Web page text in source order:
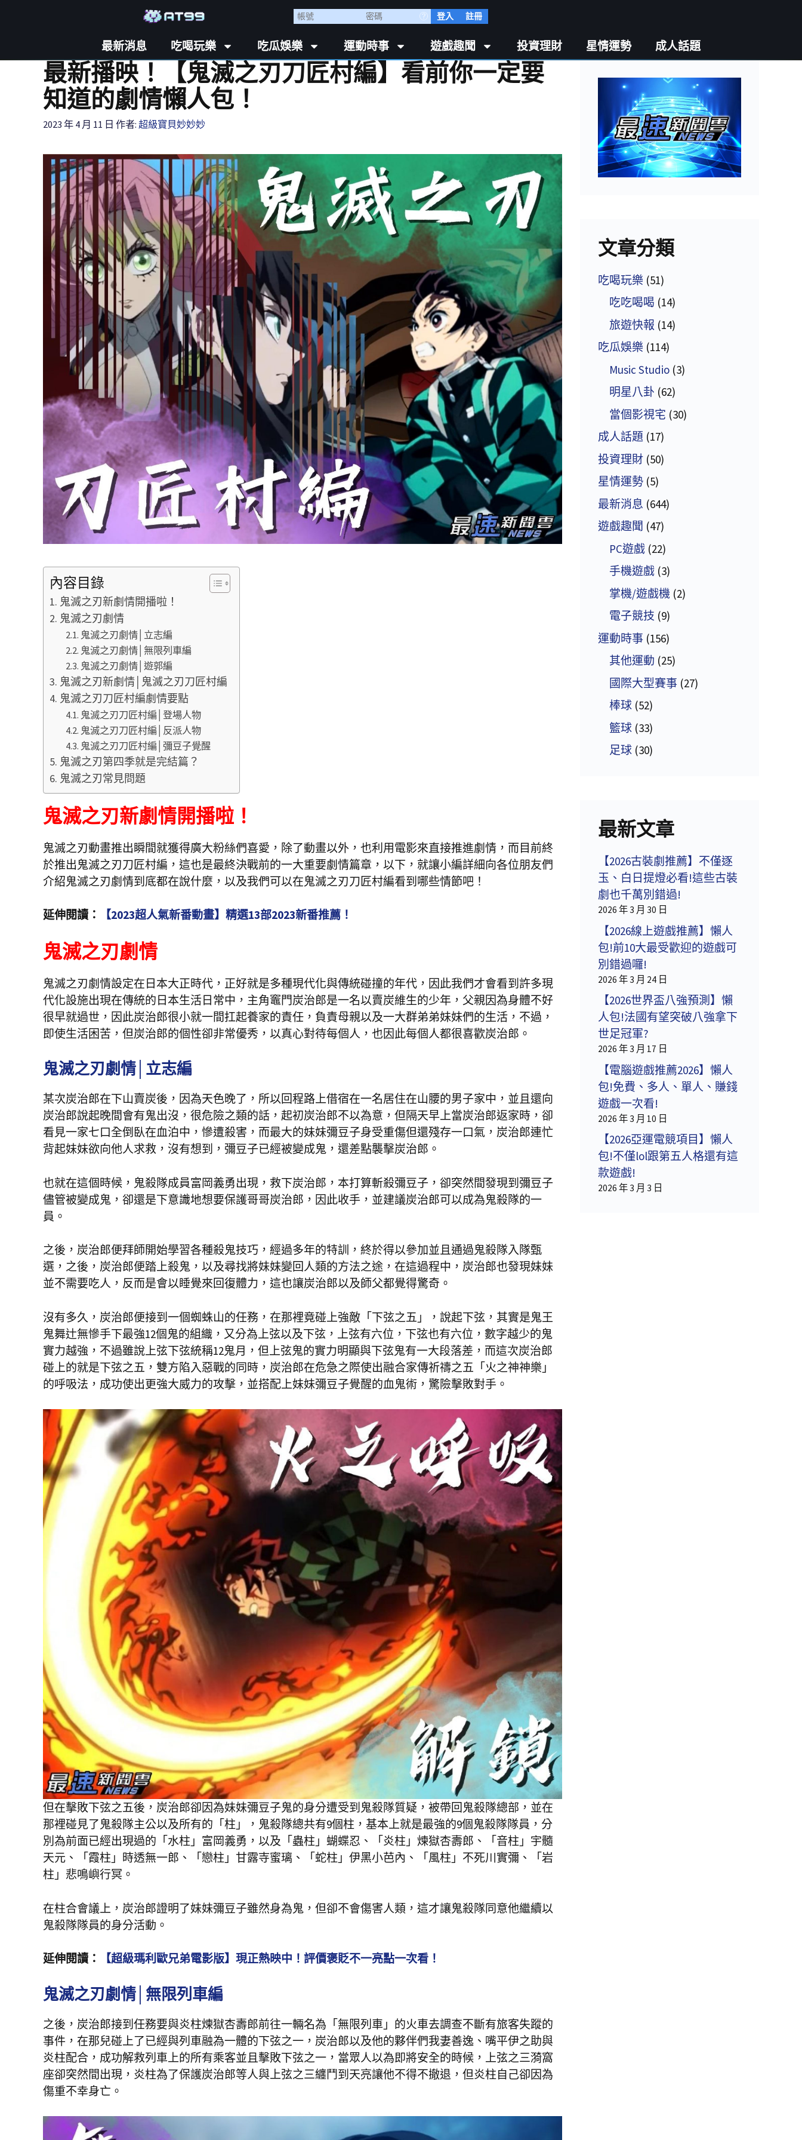
登入 註冊
最新消息 吃喝玩樂 吃瓜娛樂 運動時事 遊戲趣聞 投資理財 星情運勢 成人話題
最新播映！【鬼滅之刃刀匠村編】看前你一定要
知道的劇情懶人包！
2023 年 4 月 11 日 作者: 超級寶貝妙妙妙
內容目錄
鬼滅之刃新劇情開播啦！
鬼滅之刃劇情
鬼滅之刃劇情│立志編
鬼滅之刃劇情│無限列車編
鬼滅之刃劇情│遊郭編
鬼滅之刃新劇情│鬼滅之刃刀匠村編
鬼滅之刃刀匠村編劇情要點
鬼滅之刃刀匠村編│登場人物
鬼滅之刃刀匠村編│反派人物
鬼滅之刃刀匠村編│彌豆子覺醒
鬼滅之刃第四季就是完結篇？
鬼滅之刃常見問題
鬼滅之刃新劇情開播啦！
鬼滅之刃動畫推出瞬間就獲得廣大粉絲們喜愛，除了動畫以外，也利用電影來直接推進劇情，而目前終
於推出鬼滅之刃刀匠村編，這也是最終決戰前的一大重要劇情篇章，以下，就讓小編詳細向各位朋友們
介紹鬼滅之刃劇情到底都在說什麼，以及我們可以在鬼滅之刃刀匠村編看到哪些情節吧！
延伸閱讀： 【2023超人氣新番動畫】精選13部2023新番推薦！
鬼滅之刃劇情
鬼滅之刃劇情設定在日本大正時代，正好就是多種現代化與傳統碰撞的年代，因此我們才會看到許多現
代化設施出現在傳統的日本生活日常中，主角竈門炭治郎是一名以賣炭維生的少年，父親因為身體不好
很早就過世，因此炭治郎很小就一間扛起養家的責任，負責母親以及一大群弟弟妹妹們的生活，不過，
即使生活困苦，但炭治郎的個性卻非常優秀，以真心對待每個人，也因此每個人都很喜歡炭治郎。
鬼滅之刃劇情│立志編
某次炭治郎在下山賣炭後，因為天色晚了，所以回程路上借宿在一名居住在山腰的男子家中，並且還向
炭治郎說起晚間會有鬼出沒，很危險之類的話，起初炭治郎不以為意，但隔天早上當炭治郎返家時，卻
看見一家七口全倒臥在血泊中，慘遭殺害，而最大的妹妹彌豆子身受重傷但還殘存一口氣，炭治郎連忙
背起妹妹欲向他人求救，沒有想到，彌豆子已經被變成鬼，還差點襲擊炭治郎。
也就在這個時候，鬼殺隊成員富岡義勇出現，救下炭治郎，本打算斬殺彌豆子，卻突然間發現到彌豆子
儘管被變成鬼，卻還是下意識地想要保護哥哥炭治郎，因此收手，並建議炭治郎可以成為鬼殺隊的一
員。
之後，炭治郎便拜師開始學習各種殺鬼技巧，經過多年的特訓，終於得以參加並且通過鬼殺隊入隊甄
選，之後，炭治郎便踏上殺鬼，以及尋找將妹妹變回人類的方法之途，在這過程中，炭治郎也發現妹妹
並不需要吃人，反而是會以睡覺來回復體力，這也讓炭治郎以及師父都覺得驚奇。
沒有多久，炭治郎便接到一個蜘蛛山的任務，在那裡竟碰上強敵「下弦之五」，說起下弦，其實是鬼王
鬼舞辻󠄀無慘手下最強12個鬼的組織，又分為上弦以及下弦，上弦有六位，下弦也有六位，數字越少的鬼
實力越強，不過雖說上弦下弦統稱12鬼月，但上弦鬼的實力明顯與下弦鬼有一大段落差，而這次炭治郎
碰上的就是下弦之五，雙方陷入惡戰的同時，炭治郎在危急之際使出融合家傳祈禱之五「火之神神樂」
的呼吸法，成功使出更強大威力的攻擊，並搭配上妹妹彌豆子覺醒的血鬼術，驚險擊敗對手。
但在擊敗下弦之五後，炭治郎卻因為妹妹彌豆子鬼的身分遭受到鬼殺隊質疑，被帶回鬼殺隊總部，並在
那裡碰見了鬼殺隊主公以及所有的「柱」，鬼殺隊總共有9個柱，基本上就是最強的9個鬼殺隊隊員，分
別為前面已經出現過的「水柱」富岡義勇，以及「蟲柱」蝴蝶忍、「炎柱」煉獄杏壽郎、「音柱」宇髓
天元、「霞柱」時透無一郎、「戀柱」甘露寺蜜璃、「蛇柱」伊黑小芭內、「風柱」不死川實彌、「岩
柱」悲鳴嶼行冥。
在柱合會議上，炭治郎證明了妹妹彌豆子雖然身為鬼，但卻不會傷害人類，這才讓鬼殺隊同意他繼續以
鬼殺隊隊員的身分活動。
延伸閱讀： 【超級瑪利歐兄弟電影版】現正熱映中！評價褒貶不一亮點一次看！
鬼滅之刃劇情│無限列車編
之後，炭治郎接到任務要與炎柱煉獄杏壽郎前往一輛名為「無限列車」的火車去調查不斷有旅客失蹤的
事件，在那兒碰上了已經與列車融為一體的下弦之一，炭治郎以及他的夥伴們我妻善逸、嘴平伊之助與
炎柱配合，成功解救列車上的所有乘客並且擊敗下弦之一，當眾人以為即將安全的時候，上弦之三漪窩
座卻突然間出現，炎柱為了保護炭治郎等人與上弦之三纏鬥到天亮讓他不得不撤退，但炎柱自己卻因為
傷重不幸身亡。
文章分類
吃喝玩樂 (51)
吃吃喝喝 (14)
旅遊快報 (14)
吃瓜娛樂 (114)
Music Studio (3)
明星八卦 (62)
當個影視宅 (30)
成人話題 (17)
投資理財 (50)
星情運勢 (5)
最新消息 (644)
遊戲趣聞 (47)
PC遊戲 (22)
手機遊戲 (3)
掌機/遊戲機 (2)
電子競技 (9)
運動時事 (156)
其他運動 (25)
國際大型賽事 (27)
棒球 (52)
籃球 (33)
足球 (30)
最新文章
【2026古裝劇推薦】不僅逐
玉、白日提燈必看!這些古裝
劇也千萬別錯過!
2026 年 3 月 30 日
【2026線上遊戲推薦】懶人
包!前10大最受歡迎的遊戲可
別錯過囉!
2026 年 3 月 24 日
【2026世界盃八強預測】懶
人包!法國有望突破八強拿下
世足冠軍?
2026 年 3 月 17 日
【電腦遊戲推薦2026】懶人
包!免費、多人、單人、賺錢
遊戲一次看!
2026 年 3 月 10 日
【2026亞運電競項目】懶人
包!不僅lol跟第五人格還有這
款遊戲!
2026 年 3 月 3 日